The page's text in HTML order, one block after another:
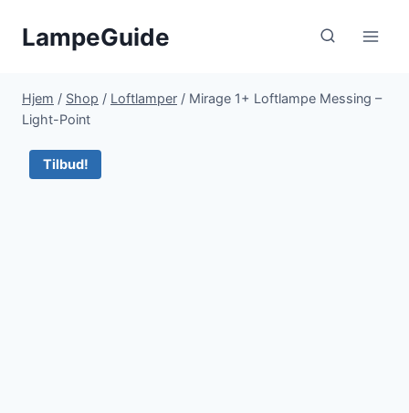
LampeGuide
Hjem / Shop / Loftlamper / Mirage 1+ Loftlampe Messing –
Light-Point
Tilbud!